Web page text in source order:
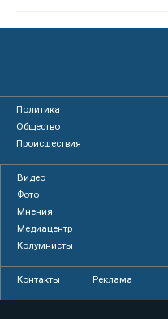
Политика
Общество
Происшествия
Видео
Фото
Мнения
Медиацентр
Колумнисты
Контакты Реклама